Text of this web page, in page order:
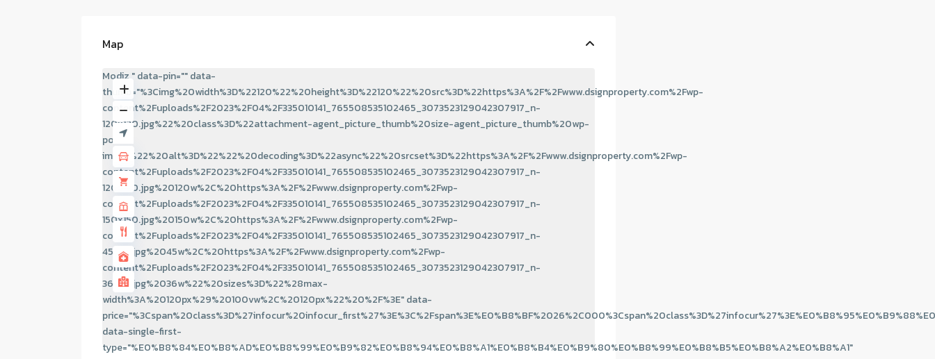
Map
Modiz " data-pin="" data-
thumb="%3Cimg%20width%3D%22120%22%20height%3D%22120%22%20src%3D%22https%3A%2F%2Fwww.dsignproperty.com%2Fwp-
content%2Fuploads%2F2023%2F04%2F335010141_765508535102465_3073523129042307917_n-
120x120.jpg%22%20class%3D%22attachment-agent_picture_thumb%20size-agent_picture_thumb%20wp-
post-
image%22%20alt%3D%22%22%20decoding%3D%22async%22%20srcset%3D%22https%3A%2F%2Fwww.dsignproperty.com%2Fwp-
content%2Fuploads%2F2023%2F04%2F335010141_765508535102465_3073523129042307917_n-
120x120.jpg%20120w%2C%20https%3A%2F%2Fwww.dsignproperty.com%2Fwp-
content%2Fuploads%2F2023%2F04%2F335010141_765508535102465_3073523129042307917_n-
150x150.jpg%20150w%2C%20https%3A%2F%2Fwww.dsignproperty.com%2Fwp-
content%2Fuploads%2F2023%2F04%2F335010141_765508535102465_3073523129042307917_n-
45x45.jpg%2045w%2C%20https%3A%2F%2Fwww.dsignproperty.com%2Fwp-
content%2Fuploads%2F2023%2F04%2F335010141_765508535102465_3073523129042307917_n-
36x36.jpg%2036w%22%20sizes%3D%22%28max-
width%3A%20120px%29%20100vw%2C%20120px%22%20%2F%3E" data-
data-single-first-
type="%E0%B8%84%E0%B8%AD%E0%B8%99%E0%B9%82%E0%B8%94%E0%B8%A1%E0%B8%B4%E0%B9%80%E0%B8%99%E0%B8%B5%E0%B8%A2%E0%B8%A1"